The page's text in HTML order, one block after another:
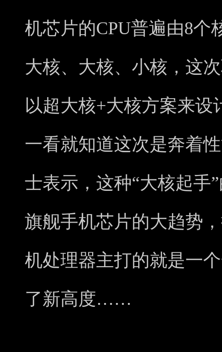
机芯片的CPU普遍由8个
大核、大核、小核，这
以超大核+大核方案来
一看就知道这次是奔着
士表示，这种“大核起手
旗舰手机芯片的大趋势
机处理器主打的就是一
了新高度……